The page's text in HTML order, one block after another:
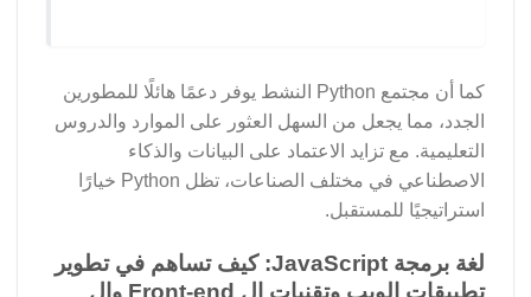
كما أن مجتمع Python النشط يوفر دعمًا هائلًا للمطورين
الجدد، مما يجعل من السهل العثور على الموارد والدروس
التعليمية. مع تزايد الاعتماد على البيانات والذكاء
الاصطناعي في مختلف الصناعات، تظل Python خيارًا
استراتيجيًا للمستقبل.
لغة برمجة JavaScript: كيف تساهم في تطوير
تطبيقات الويب وتقنيات ال Front-end وال